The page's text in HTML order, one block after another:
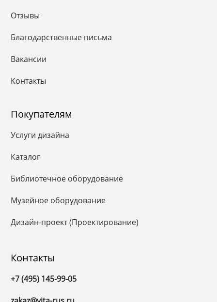
Отзывы
Благодарственные письма
Вакансии
Контакты
Покупателям
Услуги дизайна
Каталог
Библиотечное оборудование
Музейное оборудование
Дизайн-проект (Проектирование)
Контакты
+7 (495) 145-99-05